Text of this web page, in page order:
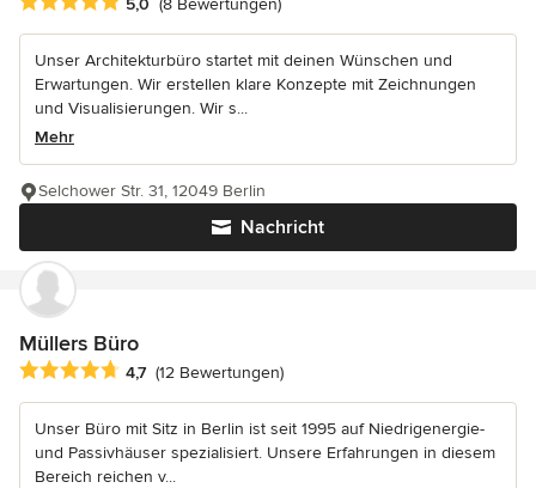
Unser Architekturbüro startet mit deinen Wünschen und
Erwartungen. Wir erstellen klare Konzepte mit Zeichnungen
und Visualisierungen. Wir s...
Mehr
Nachricht
Selchower Str. 31, 12049 Berlin
Müllers Büro
Durchschnittliche Bewertung: 4.7 von 5 Sternen
4,7 (12 Bewertungen)
Unser Büro mit Sitz in Berlin ist seit 1995 auf Niedrigenergie-
und Passivhäuser spezialisiert. Unsere Erfahrungen in diesem
Bereich reichen v...